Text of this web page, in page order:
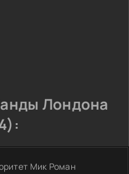
Лондона
Мик Роман